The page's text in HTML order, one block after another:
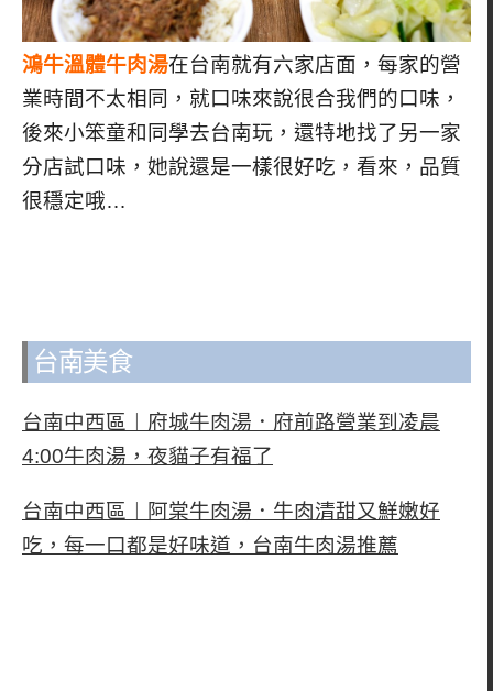
鴻牛溫體牛肉湯在台南就有六家店面，每家的營
業時間不太相同，就口味來說很合我們的口味，
後來小笨童和同學去台南玩，還特地找了另一家
分店試口味，她說還是一樣很好吃，看來，品質
很穩定哦…
台南美食
台南中西區︱府城牛肉湯．府前路營業到凌晨
4:00牛肉湯，夜貓子有福了
台南中西區︱阿棠牛肉湯．牛肉清甜又鮮嫩好
吃，每一口都是好味道，台南牛肉湯推薦